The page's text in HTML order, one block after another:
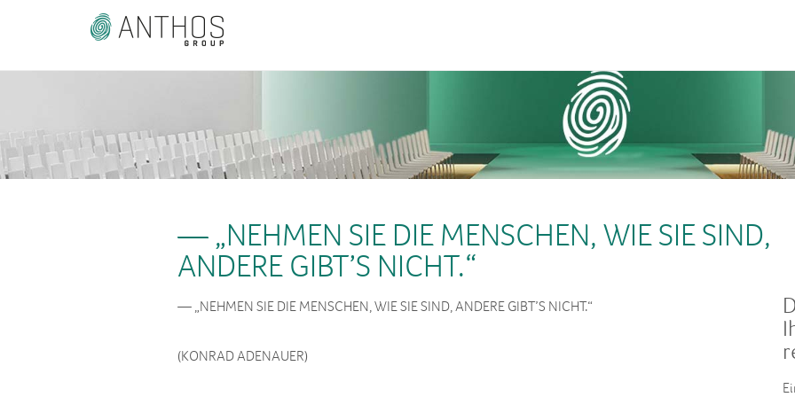
— „NEHMEN SIE DIE MENSCHEN, WIE SIE SIND,
ANDERE GIBT’S NICHT.“
— „NEHMEN SIE DIE MENSCHEN, WIE SIE SIND, ANDERE GIBT’S NICHT.“
(KONRAD ADENAUER)